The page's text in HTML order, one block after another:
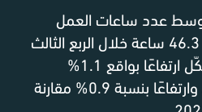
عدد ساعات العمل
الأسبوعية في القطاع 46.3 ساعة خلال الربع الثالث
من 2023، وهو ما يشكّل ارتفاعًا بواقع 1.1%
مقارنة بالفترة السابقة، وارتفاعًا بنسبة 0.9% مقارنة